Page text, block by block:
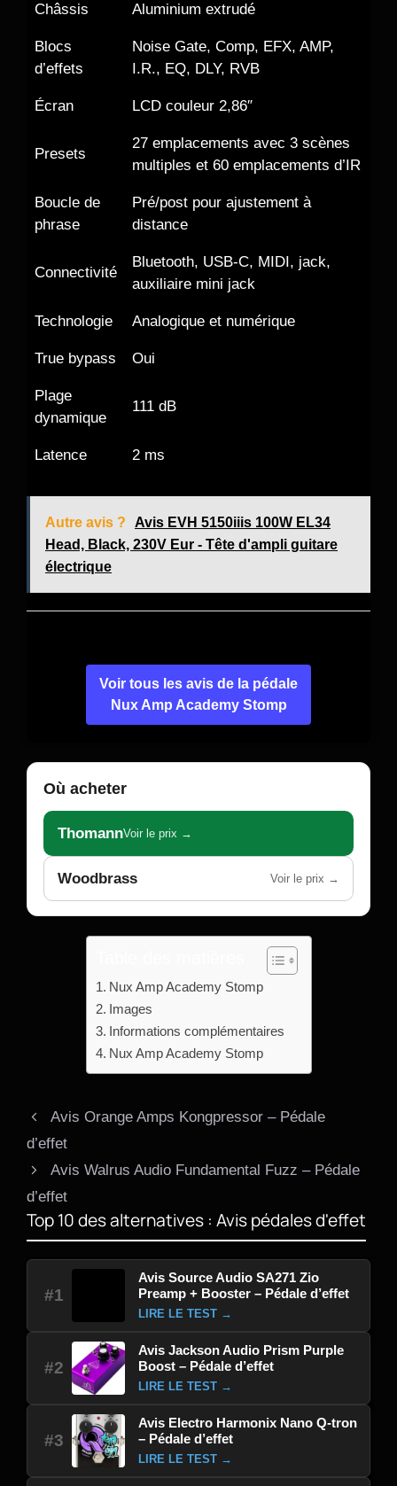
Châssis Aluminium extrudé
Blocs
d’effets
Noise Gate, Comp, EFX, AMP,
I.R., EQ, DLY, RVB
Écran LCD couleur 2,86″
Presets
27 emplacements avec 3 scènes
multiples et 60 emplacements d’IR
Boucle de
phrase
Pré/post pour ajustement à
distance
Connectivité
Bluetooth, USB-C, MIDI, jack,
auxiliaire mini jack
Technologie Analogique et numérique
True bypass Oui
Plage
dynamique
111 dB
Latence 2 ms
Autre avis ?
Avis EVH 5150iiis 100W EL34
Head, Black, 230V Eur - Tête d'ampli guitare
électrique
Voir tous les avis de la pédale
Nux Amp Academy Stomp
Où acheter
ThomannVoir le prix →
Woodbrass Voir le prix →
Nux Amp Academy Stomp
Images
Informations complémentaires
Nux Amp Academy Stomp
Avis Orange Amps Kongpressor – Pédale
d’effet
Avis Walrus Audio Fundamental Fuzz – Pédale
d’effet
Top 10 des alternatives : Avis pédales d'effet
#1
Avis Source Audio SA271 Zio
Preamp + Booster – Pédale d’effet
LIRE LE TEST →
#2
Avis Jackson Audio Prism Purple
Boost – Pédale d’effet
LIRE LE TEST →
#3
Avis Electro Harmonix Nano Q-tron
– Pédale d’effet
LIRE LE TEST →